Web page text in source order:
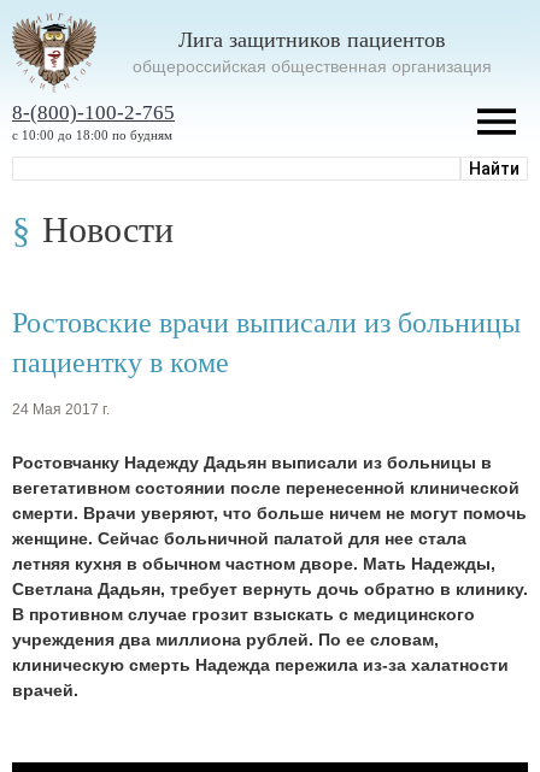
Лига защитников пациентов
oбщероссийская общественная организация
8-(800)-100-2-765
с 10:00 до 18:00 по будням
Новости
Ростовские врачи выписали из больницы
пациентку в коме
24 Мая 2017 г.
Ростовчанку Надежду Дадьян выписали из больницы в
вегетативном состоянии после перенесенной клинической
смерти. Врачи уверяют, что больше ничем не могут помочь
женщине. Сейчас больничной палатой для нее стала
летняя кухня в обычном частном дворе. Мать Надежды,
Светлана Дадьян, требует вернуть дочь обратно в клинику.
В противном случае грозит взыскать с медицинского
учреждения два миллиона рублей. По ее словам,
клиническую смерть Надежда пережила из-за халатности
врачей.